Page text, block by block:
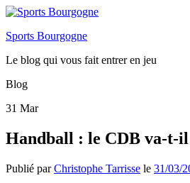
Sports Bourgogne
Le blog qui vous fait entrer en jeu
Blog
31 Mar
Handball : le CDB va-t-il
Publié parChristophe Tarrisse le 31/03/